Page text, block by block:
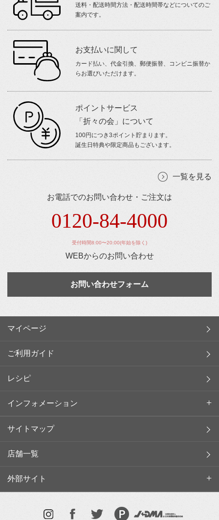
送料・配送時間方法・配送時間帯などについてのご
案内です。
お支払いに関して
カード払い、代金引換、郵便振替、コンビニ振替か
らお選びいただけます。
ポイントサービス
「折々の会」について
100円につき3ポイント貯まります。
誕生日特典や限定商品もございます。
一覧を見る
お電話でのお問い合わせ・ご注文は
0120-84-4000
受付時間8:00〜20:00(年始を除く)
WEBからのお問い合わせ
お問い合わせフォーム
マイページ
ご利用ガイド
レシピ
インフォメーション
サイトマップ
店舗一覧
外部サイト